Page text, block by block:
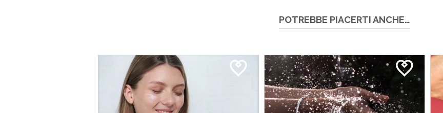
POTREBBE PIACERTI ANCHE…